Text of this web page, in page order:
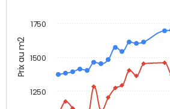
Prix au m2
1250
1500
1750